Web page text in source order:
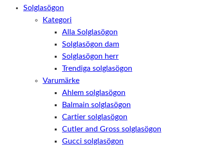
Solglasögon
Kategori
Alla Solglasögon
Solglasögon dam
Solglasögon herr
Trendiga solglasögon
Varumärke
Ahlem solglasögon
Balmain solglasögon
Cartier solglasögon
Cutler and Gross solglasögon
Gucci solglasögon